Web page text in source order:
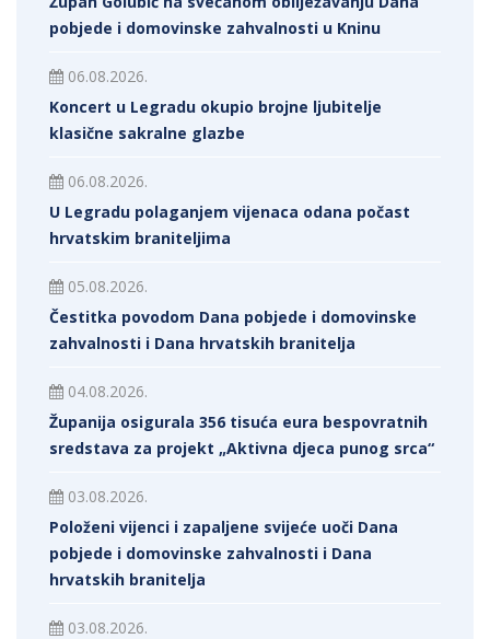
pobjede i domovinske zahvalnosti u Kninu
06.08.2026.
Koncert u Legradu okupio brojne ljubitelje
klasične sakralne glazbe
06.08.2026.
U Legradu polaganjem vijenaca odana počast
hrvatskim braniteljima
05.08.2026.
Čestitka povodom Dana pobjede i domovinske
zahvalnosti i Dana hrvatskih branitelja
04.08.2026.
Županija osigurala 356 tisuća eura bespovratnih
sredstava za projekt „Aktivna djeca punog srca“
03.08.2026.
Položeni vijenci i zapaljene svijeće uoči Dana
pobjede i domovinske zahvalnosti i Dana
hrvatskih branitelja
03.08.2026.